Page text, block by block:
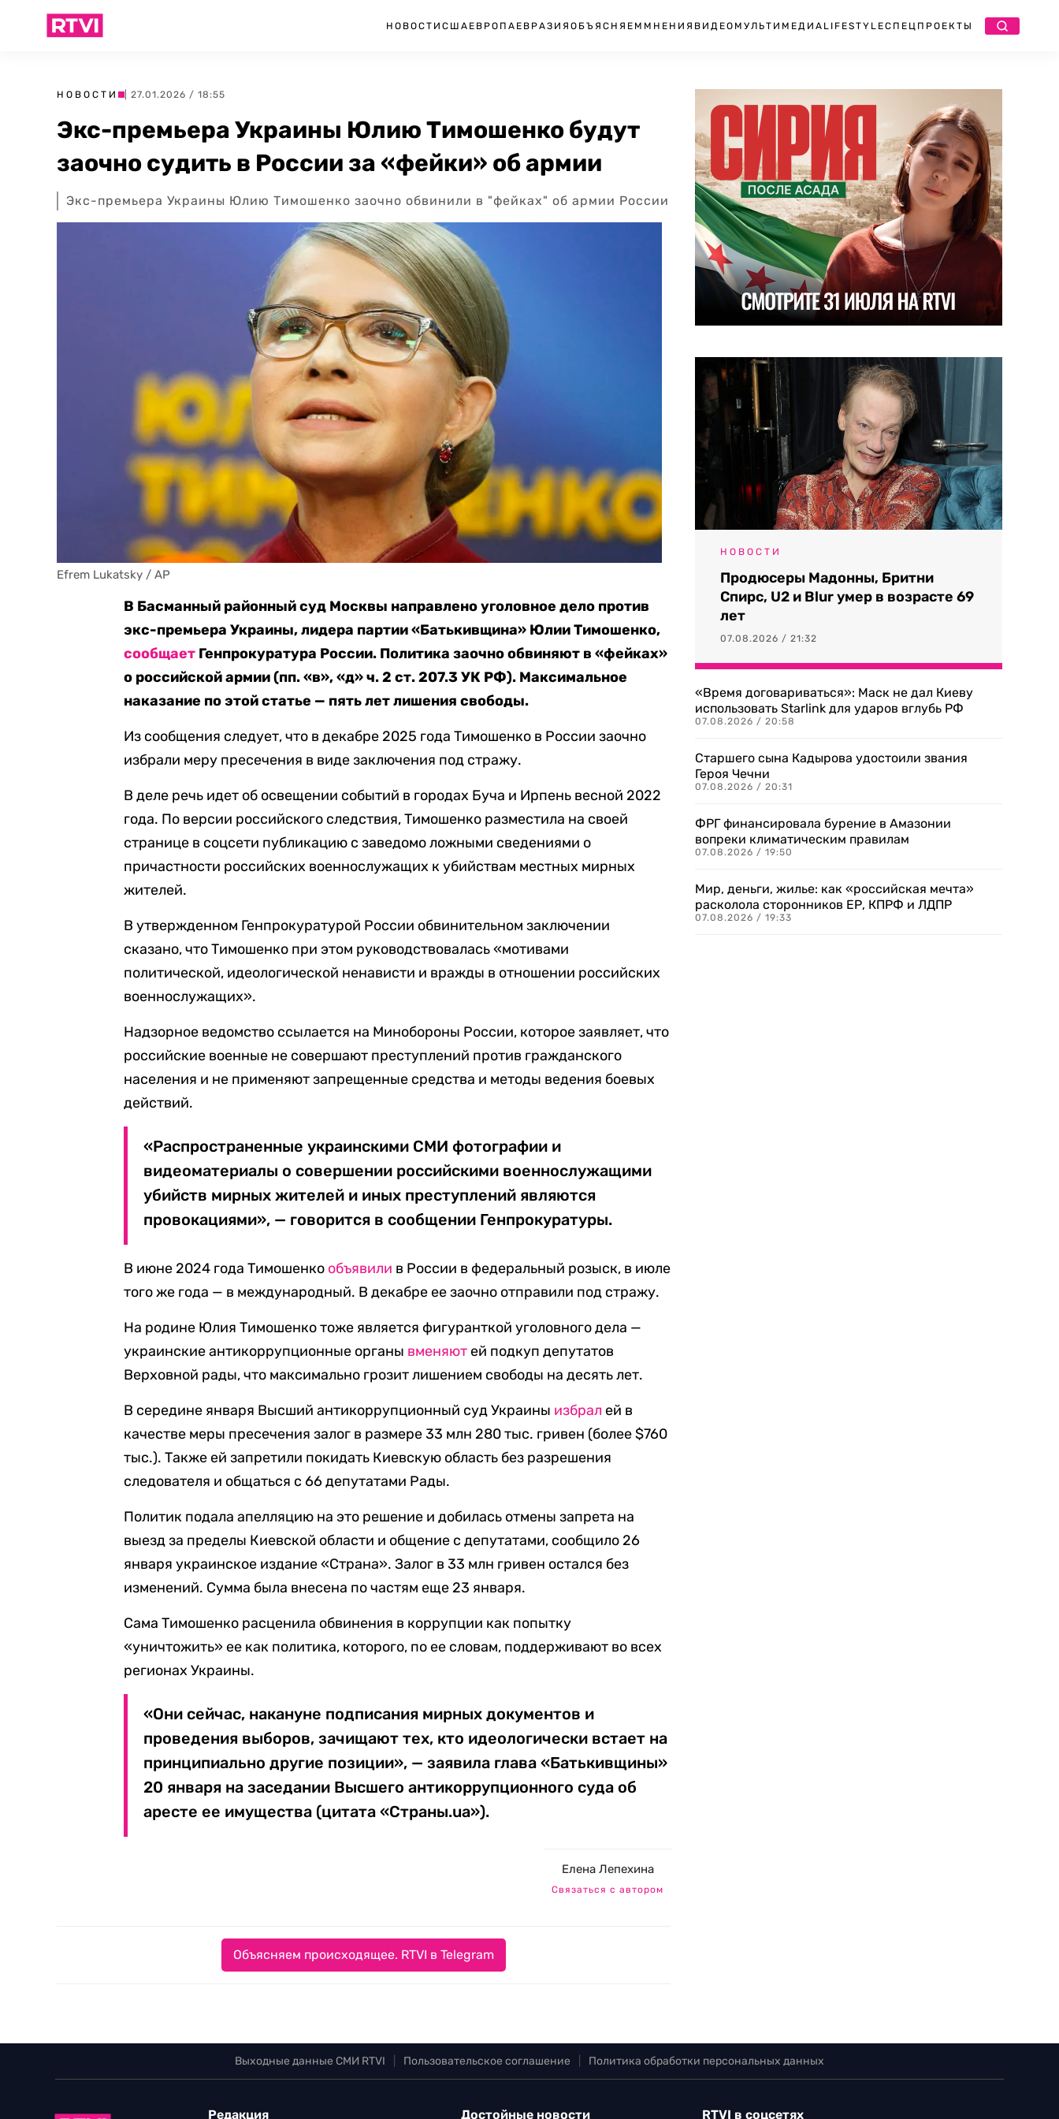
НОВОСТИ США ЕВРОПА ЕВРАЗИЯ ОБЪЯСНЯЕМ МНЕНИЯ ВИДЕО МУЛЬТИМЕДИА LIFESTYLEСПЕЦПРОЕКТЫ
НОВОСТИ | 27.01.2026 / 18:55
Экс-премьера Украины Юлию Тимошенко будут
заочно судить в России за «фейки» об армии
Экс-премьера Украины Юлию Тимошенко заочно обвинили в "фейках" об армии России
Efrem Lukatsky / AP
В Басманный районный суд Москвы направлено уголовное дело против
экс-премьера Украины, лидера партии «Батькивщина» Юлии Тимошенко,
сообщает Генпрокуратура России. Политика заочно обвиняют в «фейках»
о российской армии (пп. «в», «д» ч. 2 ст. 207.3 УК РФ). Максимальное
наказание по этой статье — пять лет лишения свободы.
Из сообщения следует, что в декабре 2025 года Тимошенко в России заочно
избрали меру пресечения в виде заключения под стражу.
В деле речь идет об освещении событий в городах Буча и Ирпень весной 2022
года. По версии российского следствия, Тимошенко разместила на своей
странице в соцсети публикацию с заведомо ложными сведениями о
причастности российских военнослужащих к убийствам местных мирных
жителей.
В утвержденном Генпрокуратурой России обвинительном заключении
сказано, что Тимошенко при этом руководствовалась «мотивами
политической, идеологической ненависти и вражды в отношении российских
военнослужащих».
Надзорное ведомство ссылается на Минобороны России, которое заявляет, что
российские военные не совершают преступлений против гражданского
населения и не применяют запрещенные средства и методы ведения боевых
действий.
«Распространенные украинскими СМИ фотографии и
видеоматериалы о совершении российскими военнослужащими
убийств мирных жителей и иных преступлений являются
провокациями», — говорится в сообщении Генпрокуратуры.
В июне 2024 года Тимошенко объявили в России в федеральный розыск, в июле
того же года — в международный. В декабре ее заочно отправили под стражу.
На родине Юлия Тимошенко тоже является фигуранткой уголовного дела —
украинские антикоррупционные органы вменяютей подкуп депутатов
Верховной рады, что максимально грозит лишением свободы на десять лет.
В середине января Высший антикоррупционный суд Украины избрал ей в
качестве меры пресечения залог в размере 33 млн 280 тыс. гривен (более $760
тыс.). Также ей запретили покидать Киевскую область без разрешения
следователя и общаться с 66 депутатами Рады.
Политик подала апелляцию на это решение и добилась отмены запрета на
выезд за пределы Киевской области и общение с депутатами, сообщило 26
января украинское издание «Страна». Залог в 33 млн гривен остался без
изменений. Сумма была внесена по частям еще 23 января.
Сама Тимошенко расценила обвинения в коррупции как попытку
«уничтожить» ее как политика, которого, по ее словам, поддерживают во всех
регионах Украины.
«Они сейчас, накануне подписания мирных документов и
проведения выборов, зачищают тех, кто идеологически встает на
принципиально другие позиции», — заявила глава «Батькивщины»
20 января на заседании Высшего антикоррупционного суда об
аресте ее имущества (цитата «Страны.ua»).
Елена Лепехина
Связаться с автором
Объясняем происходящее. RTVI в Telegram
НОВОСТИ
Продюсеры Мадонны, Бритни
Спирс, U2 и Blur умер в возрасте 69
лет
07.08.2026 / 21:32
«Время договариваться»: Маск не дал Киеву
использовать Starlink для ударов вглубь РФ
07.08.2026 / 20:58
Старшего сына Кадырова удостоили звания
Героя Чечни
07.08.2026 / 20:31
ФРГ финансировала бурение в Амазонии
вопреки климатическим правилам
07.08.2026 / 19:50
Мир, деньги, жилье: как «российская мечта»
расколола сторонников ЕР, КПРФ и ЛДПР
07.08.2026 / 19:33
Выходные данные СМИ RTVI Пользовательское соглашение Политика обработки персональных данных
Редакция Достойные новости RTVI в соцсетях